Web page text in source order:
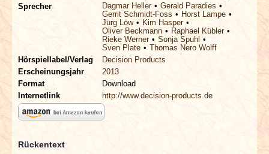
Sprecher
Dagmar Heller
Gerald Paradies
Gerrit Schmidt-Foss
Horst Lampe
Jürg Löw
Kim Hasper
Oliver Beckmann
Raphael Kübler
Rieke Werner
Sonja Spuhl
Sven Plate
Thomas Nero Wolff
Hörspiellabel/Verlag
Decision Products
Erscheinungsjahr
2013
Format
Download
Internetlink
http://www.decision-products.de
Rückentext